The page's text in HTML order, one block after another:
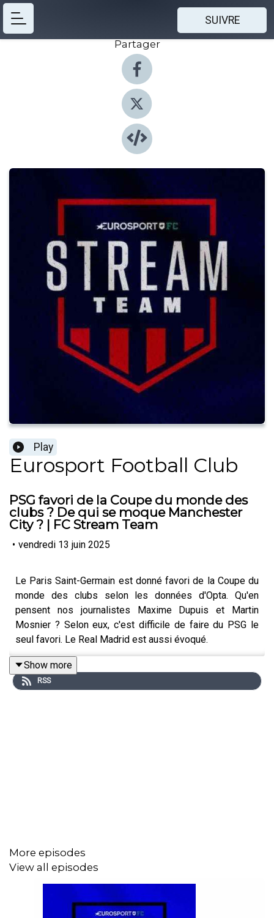
SUIVRE
Partager
Play
Eurosport Football Club
PSG favori de la Coupe du monde des
clubs ? De qui se moque Manchester
City ? | FC Stream Team
• vendredi 13 juin 2025
Le Paris Saint-Germain est donné favori de la Coupe du
monde des clubs selon les données d'Opta. Qu'en
pensent nos journalistes Maxime Dupuis et Martin
Mosnier ? Selon eux, c'est difficile de faire du PSG le
seul favori. Le Real Madrid est aussi évoqué.
Dans le 2e sujet, nos journalistes listent les raisons qui
Retrouvez le quiz de Quentin Guichard en fin d’émission.
Show more
RSS
More episodes
View all episodes